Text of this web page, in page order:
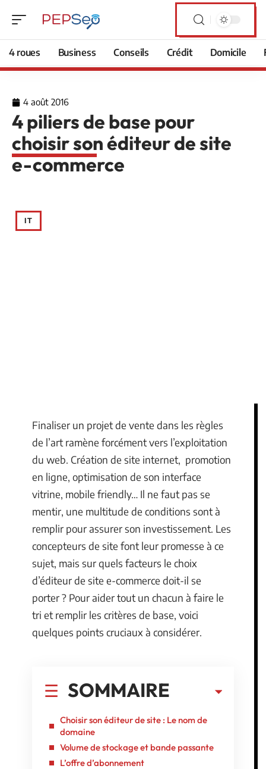
4 roues Business Conseils Crédit Domicile
4 août 2016
4 piliers de base pour
choisir son éditeur de site
e-commerce
IT
Finaliser un projet de vente dans les règles
de l’art ramène forcément vers l’exploitation
du web. Création de site internet, promotion
en ligne, optimisation de son interface
vitrine, mobile friendly… Il ne faut pas se
mentir, une multitude de conditions sont à
remplir pour assurer son investissement. Les
concepteurs de site font leur promesse à ce
sujet, mais sur quels facteurs le choix
d’éditeur de site e-commerce doit-il se
porter ? Pour aider tout un chacun à faire le
tri et remplir les critères de base, voici
quelques points cruciaux à considérer.
SOMMAIRE
Choisir son éditeur de site : Le nom de
domaine
Volume de stockage et bande passante
L’offre d’abonnement